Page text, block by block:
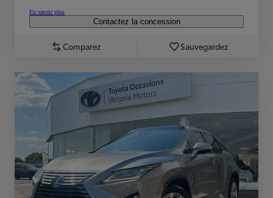
En savoir plus
Contactez la concession
Comparez Sauvegardez